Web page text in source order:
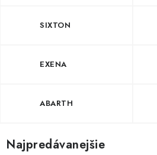
SIXTON
EXENA
ABARTH
Najpredávanejšie